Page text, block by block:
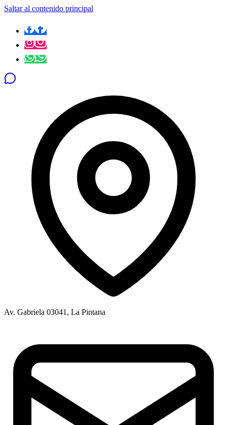
Saltar al contenido principal
Av. Gabriela 03041, La Pintana